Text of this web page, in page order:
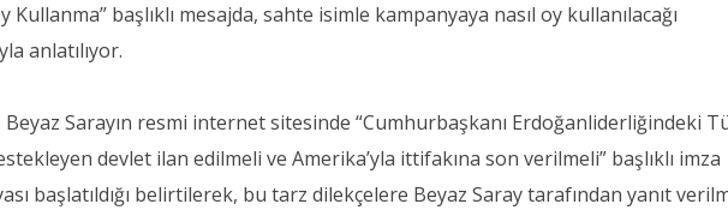
Kullanma” başlıklı mesajda, sahte isimle kampanyaya nasıl oy kullanılacağı
anlatılıyor.
Beyaz Sarayın resmi internet sitesinde “Cumhurbaşkanı Erdoğanliderliğindeki
devlet ilan edilmeli ve Amerika’yla ittifakına son verilmeli” başlıklı imza
başlatıldığı belirtilerek, bu tarz dilekçelere Beyaz Saray tarafından yanıt